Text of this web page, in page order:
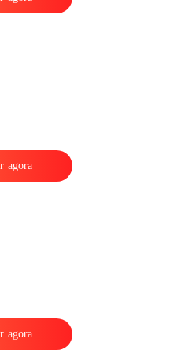
agora
agora